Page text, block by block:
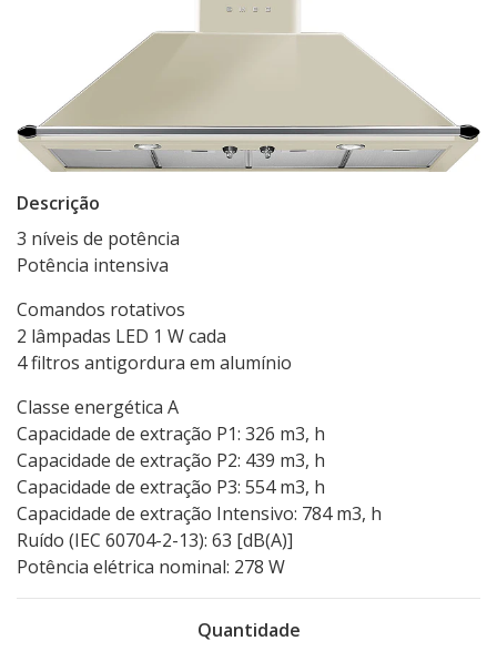
Descrição
3 níveis de potência
Potência intensiva
Comandos rotativos
2 lâmpadas LED 1 W cada
4 filtros antigordura em alumínio
Classe energética A
Capacidade de extração P1: 326 m3, h
Capacidade de extração P2: 439 m3, h
Capacidade de extração P3: 554 m3, h
Capacidade de extração Intensivo: 784 m3, h
Ruído (IEC 60704-2-13): 63 [dB(A)]
Potência elétrica nominal: 278 W
Quantidade